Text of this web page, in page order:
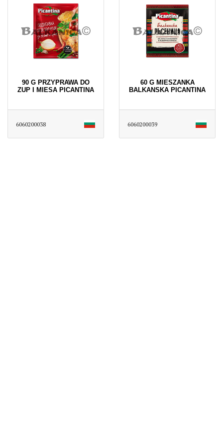
90 G PRZYPRAWA DO
ZUP I MIESA PICANTINA
6060200038
60 G MIESZANKA
BALKANSKA PICANTINA
6060200039